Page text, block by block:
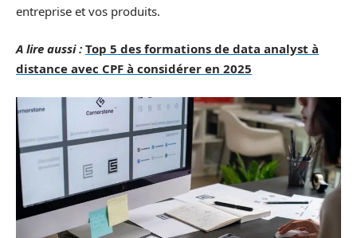
entreprise et vos produits.
A lire aussi : Top 5 des formations de data analyst à
distance avec CPF à considérer en 2025